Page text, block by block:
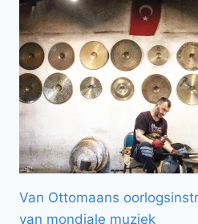
Van Ottomaans
van mondiale muziek